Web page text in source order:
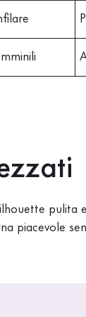
pulita
piacevole